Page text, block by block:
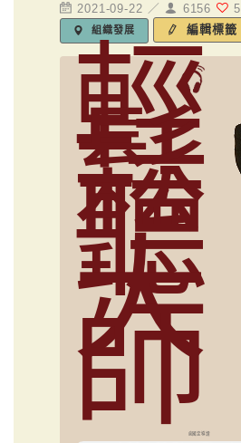
2021-09-22 ／ 6156 5
組織發展 編輯標籤
輕
鬆
聽
大
師
俞國定導讀